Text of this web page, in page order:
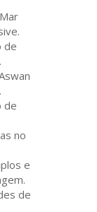
de
de
no
e
de